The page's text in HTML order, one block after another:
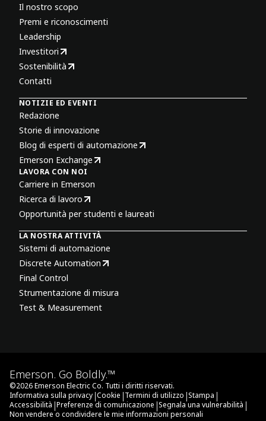
Il nostro scopo
Premi e riconoscimenti
Leadership
Investitori
Sostenibilità
Contatti
NOTIZIE ED EVENTI
Redazione
Storie di innovazione
Blog di esperti di automazione
Emerson Exchange
LAVORA CON NOI
Carriere in Emerson
Ricerca di lavoro
Opportunità per studenti e laureati
LA NOSTRA ATTIVITÀ
Sistemi di automazione
Discrete Automation
Final Control
Strumentazione di misura
Test & Measurement
Emerson. Go Boldly.™
©2026Emerson Electric Co. Tutti i diritti riservati.
Informativa sulla privacy |Cookie |Termini di utilizzo |Stampa |
Accessibilità |Preferenze di comunicazione |Segnala una vulnerabilità |
Non vendere o condividere le mie informazioni personali